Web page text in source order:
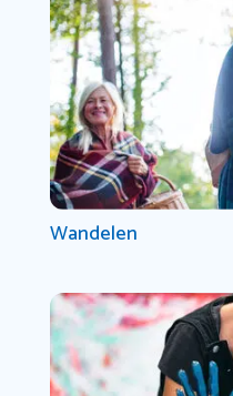
Wandelen